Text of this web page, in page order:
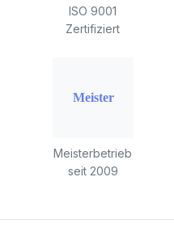
ISO 9001
Zertifiziert
Meisterbetrieb
seit 2009